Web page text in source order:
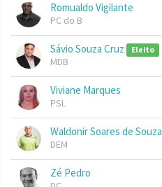
Romualdo Vigilante
PC do B
Sávio Souza Cruz Eleito
MDB
Viviane Marques
PSL
Waldonir Soares de Souza
DEM
Zé Pedro